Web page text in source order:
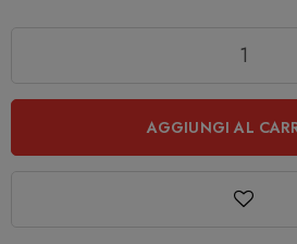
AGGIUNGI AL